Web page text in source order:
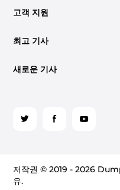
Amazon Music
최고 기사
변환하는 쉬운 방법
iTunes에서 CD를 굽는
(2026)
새로운 기사
가청 CD로 굽기: 알아야
고객 지원
지원 센터
사용법
사이트 맵
회사 소개
당사에 문의해 주세요.
약관
환불 정책
로
세
요
저작권 © 2019 - 2026
유.